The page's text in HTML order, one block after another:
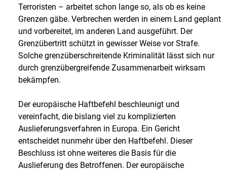
Terroristen – arbeitet schon lange so, als ob es keine
Grenzen gäbe. Verbrechen werden in einem Land geplant
und vorbereitet, im anderen Land ausgeführt. Der
Grenzübertritt schützt in gewisser Weise vor Strafe.
Solche grenzüberschreitende Kriminalität lässt sich nur
durch grenzübergreifende Zusammenarbeit wirksam
bekämpfen.
Der europäische Haftbefehl beschleunigt und
vereinfacht, die bislang viel zu komplizierten
Auslieferungsverfahren in Europa. Ein Gericht
entscheidet nunmehr über den Haftbefehl. Dieser
Beschluss ist ohne weiteres die Basis für die
Auslieferung des Betroffenen. Der europäische